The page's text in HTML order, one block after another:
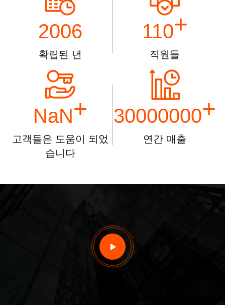
2006
확립된 년
110+
직원들
NaN+
고객들은 도움이 되었
습니다
30000000+
연간 매출